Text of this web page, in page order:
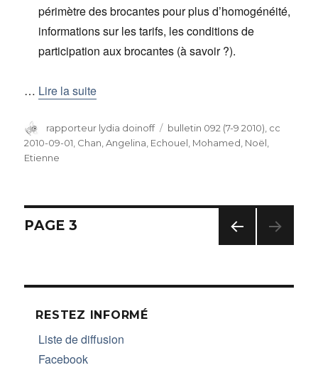
périmètre des brocantes pour plus d’homogénéité,
informations sur les tarifs, les conditions de
participation aux brocantes (à savoir ?).
… Lire la suite
Auteur
rapporteur lydia doinoff Catégories
bulletin 092 (7-9 2010) cc
2010-09-01 Chan, Angelina Echouel, Mohamed Noël,
Etienne
Navigation
articles
ÉDE
PAGE 3
RESTEZ INFORMÉ
Liste de diffusion
Facebook